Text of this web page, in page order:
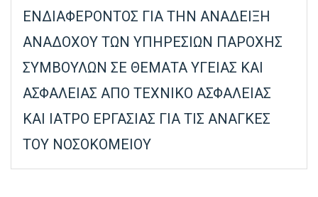
ΕΝΔΙΑΦΕΡΟΝΤΟΣ ΓΙΑ ΤΗΝ ΑΝΑΔΕΙΞΗ
ΑΝΑΔΟΧΟΥ ΤΩΝ ΥΠΗΡΕΣΙΩΝ ΠΑΡΟΧΗΣ
ΣΥΜΒΟΥΛΩΝ ΣΕ ΘΕΜΑΤΑ ΥΓΕΙΑΣ ΚΑΙ
ΑΣΦΑΛΕΙΑΣ ΑΠΟ ΤΕΧΝΙΚΟ ΑΣΦΑΛΕΙΑΣ
ΚΑΙ ΙΑΤΡΟ ΕΡΓΑΣΙΑΣ ΓΙΑ ΤΙΣ ΑΝΑΓΚΕΣ
ΤΟΥ ΝΟΣΟΚΟΜΕΙΟΥ